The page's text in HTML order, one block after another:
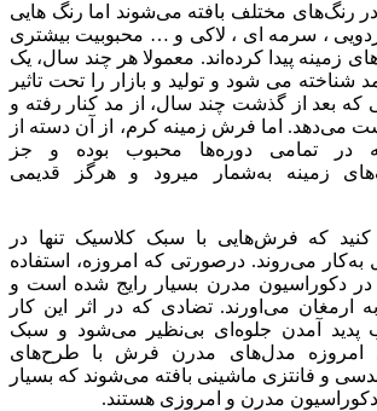
رنگ‌های مختلف بافته می‌شوند اما رنگ هایی
، سرمه ای ، لاکی و … محبوبیت بیشتری
زمینه پیدا کرده‌اند. معمولا هر چند سال، یک
شناخته می شود و تولید و بازار را تحت تاثیر
که بعد از گذشت چند سال، از مد کنار رفته و
می‌دهد. اما فرش زمینه کرم، از آن دسته از
در تمامی دوره‌ها محبوب بوده و جز
زمینه به‌شمار میرود و هرگز قدیمی
که فرش‌هایی با سبک کلاسیک تنها در
می‌روند. درصورتی که امروزه، استفاده
در دکوراسیون مدرن بسیار رایج شده است و
ارمغان می‌اورند. تضادی که در اثر این کار
پدید آمدن جلوه‌ای بی‌نظیر ‌می‌شود و سبک
امروزه مدل‌های مدرن فرش با طرح‌های
و فانتزی ماشینی بافته می‌شوند که بسیار
دکوراسیون مدرن و امروزی هستند.